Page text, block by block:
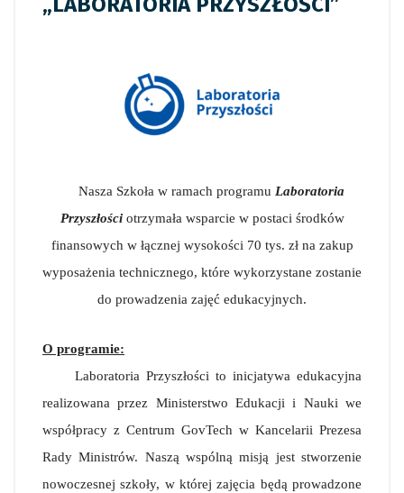
Nasza Szkoła w ramach programu Laboratoria
Przyszłościotrzymała wsparcie w postaci środków
finansowych w łącznej wysokości 70 tys. zł na zakup
wyposażenia technicznego, które wykorzystane zostanie
do prowadzenia zajęć edukacyjnych.
O programie:
Laboratoria Przyszłości to inicjatywa edukacyjna
realizowana przez Ministerstwo Edukacji i Nauki we
współpracy z Centrum GovTech w Kancelarii Prezesa
Rady Ministrów. Naszą wspólną misją jest stworzenie
nowoczesnej szkoły, w której zajęcia będą prowadzone